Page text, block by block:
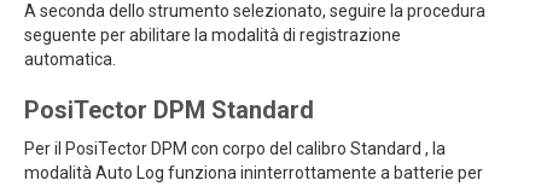
A seconda dello strumento selezionato, seguire la procedura
seguente per abilitare la modalità di registrazione
automatica.
PosiTector DPM Standard
Per il PosiTector DPM con corpo del calibro Standard , la
modalità Auto Log funziona ininterrottamente a batterie per